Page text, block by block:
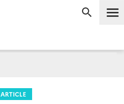
ARTICLE